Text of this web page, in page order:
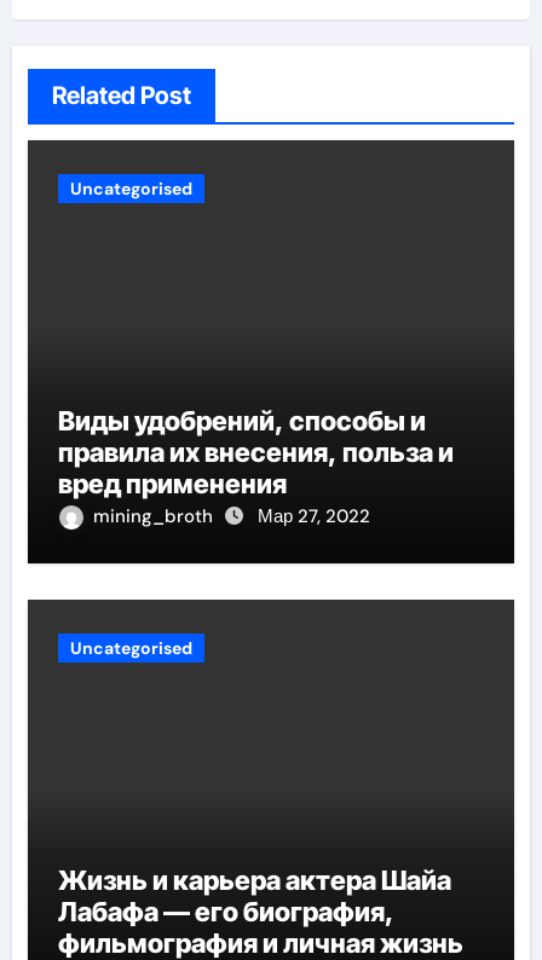
Related Post
Uncategorised
Виды удобрений, способы и
правила их внесения, польза и
вред применения
mining_broth Мар 27, 2022
Uncategorised
Жизнь и карьера актера Шайа
Лабафа — его биография,
фильмография и личная жизнь